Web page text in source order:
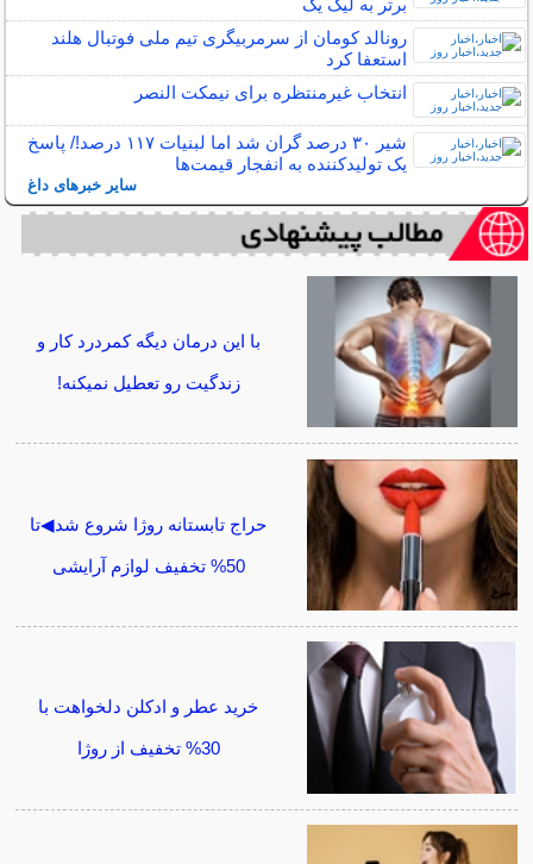
برتر به لیگ یک
رونالد کومان از سرمربیگری تیم ملی فوتبال هلند
استعفا کرد
انتخاب غیرمنتظره برای نیمکت النصر
شیر ۳۰ درصد گران شد اما لبنیات ۱۱۷ درصد!/ پاسخ
یک تولیدکننده به انفجار قیمت‌ها
سایر خبرهای داغ
با این درمان دیگه کمردرد کار و
زندگیت رو تعطیل نمیکنه!
حراج تابستانه روژا شروع شد◀تا
50% تخفیف لوازم آرایشی
خرید عطر و ادکلن دلخواهت با
30% تخفیف از روژا